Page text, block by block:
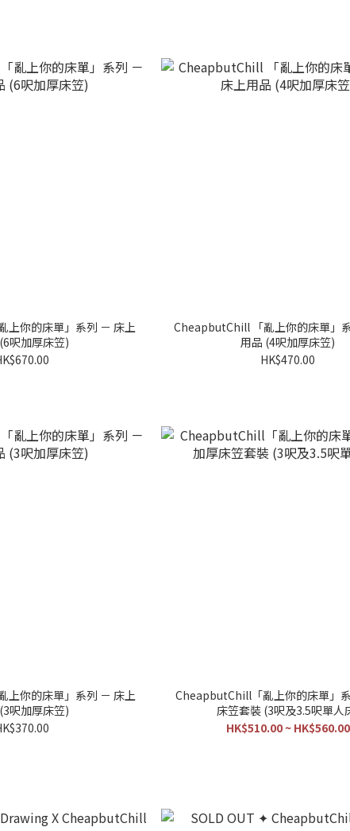
你的床單」系列 － 床上
呎加厚床笠)
CheapbutChill 「亂上你的床單」
用品 (4呎加厚床笠)
HK$470.00
你的床單」系列 － 床上
呎加厚床笠)
CheapbutChill「亂上你的床單」
床笠套裝 (3呎及3.5呎單人
HK$510.00 ~ HK$560.00